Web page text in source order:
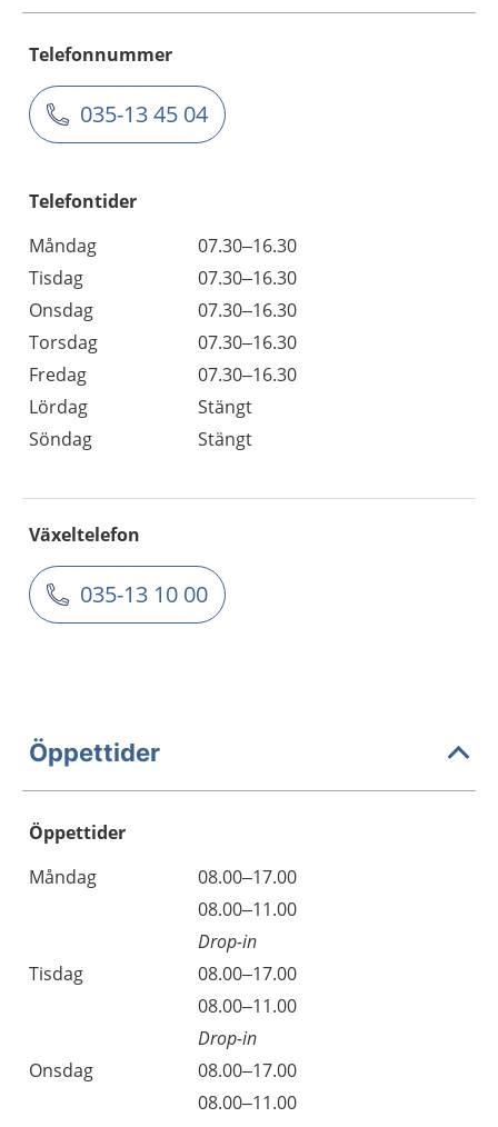
Telefonnummer
035-13 45 04
Telefontider
Måndag
07.30–16.30
Tisdag
07.30–16.30
Onsdag
07.30–16.30
Torsdag
07.30–16.30
Fredag
07.30–16.30
Lördag
Stängt
Söndag
Stängt
Växeltelefon
035-13 10 00
Öppettider
Öppettider
Dag
Öppettider
Kommentarer
Måndag
08.00–17.00
08.00–11.00
Drop-in
Tisdag
08.00–17.00
08.00–11.00
Drop-in
Onsdag
08.00–17.00
08.00–11.00